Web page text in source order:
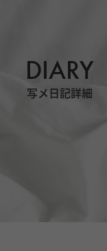
DIARY
写メ日記詳細